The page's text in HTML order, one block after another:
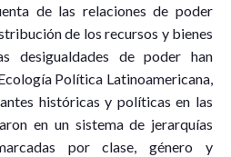
de las relaciones de poder
de los recursos y bienes
desigualdades de poder han
Política Latinoamericana,
históricas y políticas en las
en un sistema de jerarquías
por clase, género y